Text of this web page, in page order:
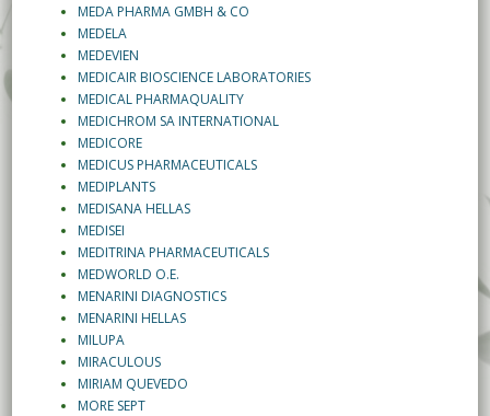
MEDA PHARMA GMBH & CO
MEDELA
MEDEVIEN
MEDICAIR BIOSCIENCE LABORATORIES
MEDICAL PHARMAQUALITY
MEDICHROM SA INTERNATIONAL
MEDICORE
MEDICUS PHARMACEUTICALS
MEDIPLANTS
MEDISANA HELLAS
MEDISEI
MEDITRINA PHARMACEUTICALS
MEDWORLD O.E.
MENARINI DIAGNOSTICS
MENARINI HELLAS
MILUPA
MIRACULOUS
MIRIAM QUEVEDO
MORE SEPT